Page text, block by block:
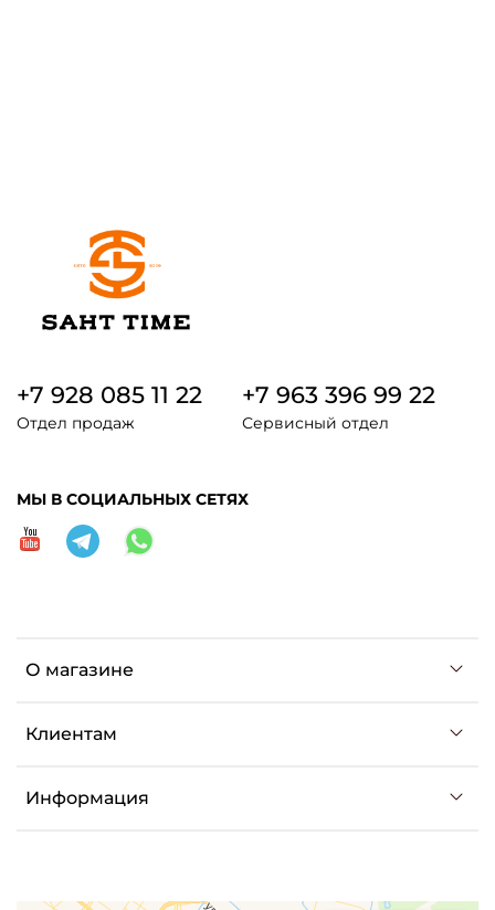
О магазине
Клиентам
Информация
+7 928 085 11 22
Отдел продаж
+7 963 396 99 22
Сервисный отдел
МЫ В СОЦИАЛЬНЫХ СЕТЯХ